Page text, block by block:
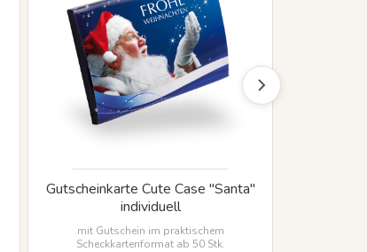
Gutscheinkarte Cute Case "Santa"
individuell
mit Gutschein im praktischem
Scheckkartenformat ab 50 Stk.